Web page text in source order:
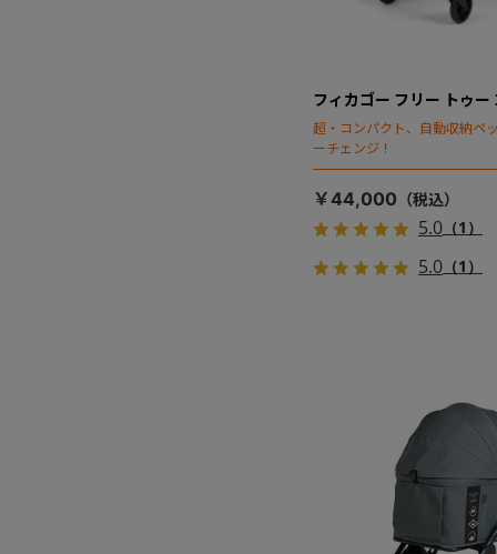
フィカゴー フリー トゥー
超・コンパクト、自動収納ペ
ーチェンジ！
￥44,000
5.0 （1）
5.0 （1）